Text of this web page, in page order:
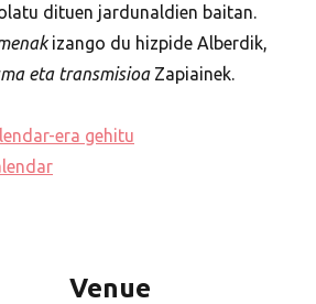
dituen jardunaldien baitan.
izango du hizpide Alberdik,
eta transmisioaZapiainek.
era gehitu
Venue